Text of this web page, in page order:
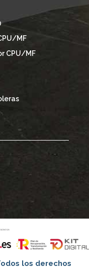
MF
CPU/MF
los derechos